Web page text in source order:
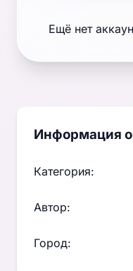
Ещё нет
Информация о
Категория:
Автор:
Город: